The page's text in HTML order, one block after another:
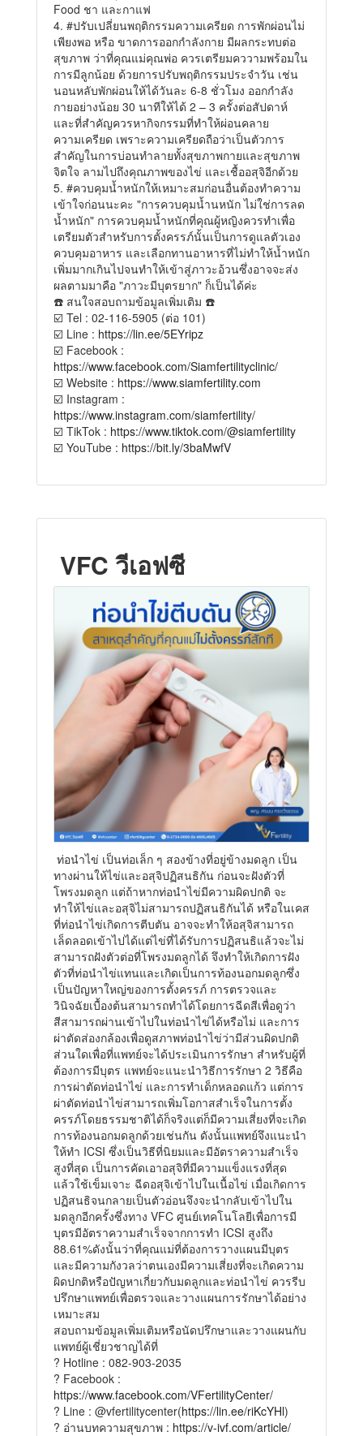
Food ชา และกาแฟ
4. #ปรับเปลี่ยนพฤติกรรมความเครียด การพักผ่อนไม่
เพียงพอ หรือ ขาดการออกกำลังกาย มีผลกระทบต่อ
สุขภาพ ว่าที่คุณแม่คุณพ่อ ควรเตรียมคววามพร้อมใน
การมีลูกน้อย ด้วยการปรับพฤติกรรมประจำวัน เช่น
นอนหลับพักผ่อนให้ได้วันละ 6-8 ชั่วโมง ออกกำลัง
กายอย่างน้อย 30 นาทีให้ได้ 2 – 3 ครั้งต่อสัปดาห์
และที่สำคัญควรหากิจกรรมที่ทำให้ผ่อนคลาย
ความเครียด เพราะความเครียดถือว่าเป็นตัวการ
สำคัญในการบ่อนทำลายทั้งสุขภาพกายและสุขภาพ
จิตใจ ลามไปถึงคุณภาพของไข่ และเชื้ออสุจิอีกด้วย
5. #ควบคุมน้ำหนักให้เหมาะสมก่อนอื่นต้องทำความ
เข้าใจก่อนนะคะ "การควบคุมน้ำนหนัก ไม่ใช่การลด
น้ำหนัก" การควบคุมน้ำหนักที่คุณผู้หญิงควรทำเพื่อ
เตรียมตัวสำหรับการตั้งครรภ์นั้นเป็นการดูแลตัวเอง
ควบคุมอาหาร และเลือกทานอาหารที่ไม่ทำให้น้ำหนัก
เพิ่มมากเกินไปจนทำให้เข้าสู่ภาวะอ้วนซึ่งอาจจะส่ง
ผลตามมาคือ "ภาวะมีบุตรยาก" ก็เป็นได้ค่ะ
☎️ สนใจสอบถามข้อมูลเพิ่มเติม ☎️
☑️ Tel : 02-116-5905 (ต่อ 101)
☑️ Line : https://lin.ee/5EYripz
☑️ Facebook :
https://www.facebook.com/Siamfertilityclinic/
☑️ Website : https://www.siamfertility.com
☑️ Instagram :
https://www.instagram.com/siamfertility/
☑️ TikTok : https://www.tiktok.com/@siamfertility
☑️ YouTube : https://bit.ly/3baMwfV
VFC วีเอฟซี
ท่อนำไข่ เป็นท่อเล็ก ๆ สองข้างที่อยู่ข้างมดลูก เป็น
ทางผ่านให้ไข่และอสุจิปฏิสนธิกัน ก่อนจะฝังตัวที่
โพรงมดลูก แต่ถ้าหากท่อนำไข่มีความผิดปกติ จะ
ทำให้ไข่และอสุจิไม่สามารถปฏิสนธิกันได้ หรือในเคส
ที่ท่อนำไข่เกิดการตีบตัน อาจจะทำให้อสุจิสามารถ
เล็ดลอดเข้าไปได้แต่ไข่ที่ได้รับการปฏิสนธิแล้วจะไม่
สามารถฝังตัวต่อที่โพรงมดลูกได้ จึงทำให้เกิดการฝัง
ตัวที่ท่อนำไข่แทนและเกิดเป็นการท้องนอกมดลูกซึ่ง
เป็นปัญหาใหญ่ของการตั้งครรภ์ การตรวจและ
วินิจฉัยเบื้องต้นสามารถทำได้โดยการฉีดสีเพื่อดูว่า
สีสามารถผ่านเข้าไปในท่อนำไข่ได้หรือไม่ และการ
ผ่าตัดส่องกล้องเพื่อดูสภาพท่อนำไข่ว่ามีส่วนผิดปกติ
ส่วนใดเพื่อที่แพทย์จะได้ประเมินการรักษา สำหรับผู้ที่
ต้องการมีบุตร แพทย์จะแนะนำวิธีการรักษา 2 วิธีคือ
การผ่าตัดท่อนำไข่ และการทำเด็กหลอดแก้ว แต่การ
ผ่าตัดท่อนำไข่สามารถเพิ่มโอกาสสำเร็จในการตั้ง
ครรภ์โดยธรรมชาติได้ก็จริงแต่ก็มีความเสี่ยงที่จะเกิด
การท้องนอกมดลูกด้วยเช่นกัน ดังนั้นแพทย์จึงแนะนำ
ให้ทำ ICSI ซึ่งเป็นวิธีที่นิยมและมีอัตราความสำเร็จ
สูงที่สุด เป็นการคัดเอาอสุจิที่มีความแข็งแรงที่สุด
แล้วใช้เข็มเจาะ ฉีดอสุจิเข้าไปในเนื้อไข่ เมื่อเกิดการ
ปฏิสนธิจนกลายเป็นตัวอ่อนจึงจะนำกลับเข้าไปใน
มดลูกอีกครั้งซึ่งทาง VFC ศูนย์เทคโนโลยีเพื่อการมี
บุตรมีอัตราความสำเร็จจากการทำ ICSI สูงถึง
88.61%ดังนั้นว่าที่คุณแม่ที่ต้องการวางแผนมีบุตร
และมีความกังวลว่าตนเองมีความเสี่ยงที่จะเกิดความ
ผิดปกติหรือปัญหาเกี่ยวกับมดลูกและท่อนำไข่ ควรรีบ
ปรึกษาแพทย์เพื่อตรวจและวางแผนการรักษาได้อย่าง
เหมาะสม
สอบถามข้อมูลเพิ่มเติมหรือนัดปรึกษาและวางแผนกับ
แพทย์ผู้เชี่ยวชาญได้ที่
? Hotline : 082-903-2035
? Facebook :
https://www.facebook.com/VFertilityCenter/
? Line : @vfertilitycenter(https://lin.ee/riKcYHl)
? อ่านบทความสุขภาพ : https://v-ivf.com/article/